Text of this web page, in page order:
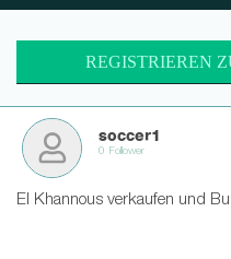
REGISTRIEREN
soccer1
0 Follower
El Khannous verkaufen und